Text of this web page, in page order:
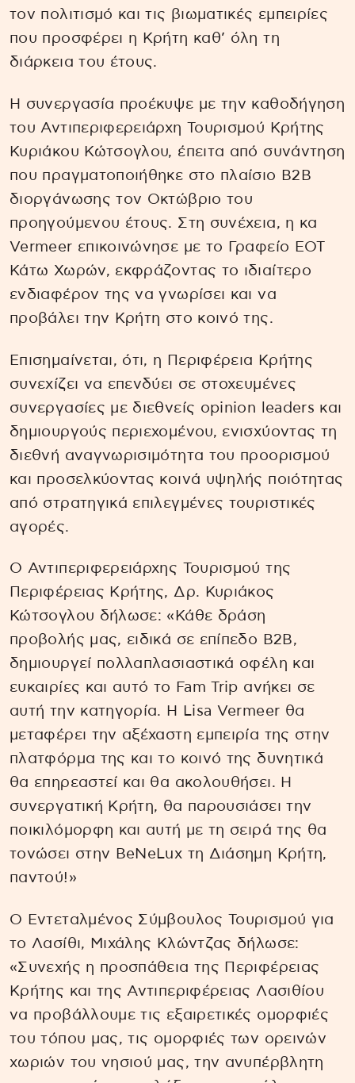
τον πολιτισμό και τις βιωματικές εμπειρίες
που προσφέρει η Κρήτη καθ’ όλη τη
διάρκεια του έτους.
Η συνεργασία προέκυψε με την καθοδήγηση
του Αντιπεριφερειάρχη Τουρισμού Κρήτης
Κυριάκου Κώτσογλου, έπειτα από συνάντηση
που πραγματοποιήθηκε στο πλαίσιο B2B
διοργάνωσης τον Οκτώβριο του
προηγούμενου έτους. Στη συνέχεια, η κα
Vermeer επικοινώνησε με το Γραφείο ΕΟΤ
Κάτω Χωρών, εκφράζοντας το ιδιαίτερο
ενδιαφέρον της να γνωρίσει και να
προβάλει την Κρήτη στο κοινό της.
Επισημαίνεται, ότι, η Περιφέρεια Κρήτης
συνεχίζει να επενδύει σε στοχευμένες
συνεργασίες με διεθνείς opinion leaders και
δημιουργούς περιεχομένου, ενισχύοντας τη
διεθνή αναγνωρισιμότητα του προορισμού
και προσελκύοντας κοινά υψηλής ποιότητας
από στρατηγικά επιλεγμένες τουριστικές
αγορές.
Ο Αντιπεριφερειάρχης Τουρισμού της
Περιφέρειας Κρήτης, Δρ. Κυριάκος
Κώτσογλου δήλωσε: «Κάθε δράση
προβολής μας, ειδικά σε επίπεδο Β2Β,
δημιουργεί πολλαπλασιαστικά οφέλη και
ευκαιρίες και αυτό το Fam Trip ανήκει σε
αυτή την κατηγορία. Η Lisa Vermeer θα
μεταφέρει την αξέχαστη εμπειρία της στην
πλατφόρμα της και το κοινό της δυνητικά
θα επηρεαστεί και θα ακολουθήσει. Η
συνεργατική Κρήτη, θα παρουσιάσει την
ποικιλόμορφη και αυτή με τη σειρά της θα
τονώσει στην BeNeLux τη Διάσημη Κρήτη,
παντού!»
Ο Εντεταλμένος Σύμβουλος Τουρισμού για
το Λασίθι, Μιχάλης Κλώντζας δήλωσε:
«Συνεχής η προσπάθεια της Περιφέρειας
Κρήτης και της Αντιπεριφέρειας Λασιθίου
να προβάλλουμε τις εξαιρετικές ομορφιές
του τόπου μας, τις ομορφιές των ορεινών
χωριών του νησιού μας, την ανυπέρβλητη